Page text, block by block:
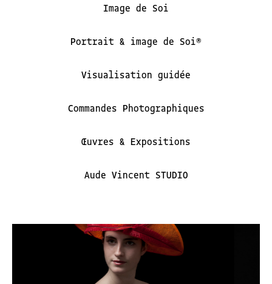
Image de Soi
Portrait & image de Soi®
Visualisation guidée
Commandes Photographiques
Œuvres & Expositions
Aude Vincent STUDIO